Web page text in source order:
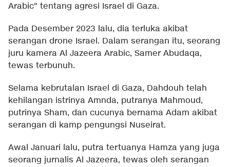
Arabic" tentang agresi Israel di Gaza.
Pada Desember 2023 lalu, dia terluka akibat
serangan drone Israel. Dalam serangan itu, seorang
juru kamera Al Jazeera Arabic, Samer Abudaqa,
tewas terbunuh.
Selama kebrutalan Israel di Gaza, Dahdouh telah
kehilangan istrinya Amnda, putranya Mahmoud,
putrinya Sham, dan cucunya bernama Adam akibat
serangan di kamp pengungsi Nuseirat.
Awal Januari lalu, putra tertuanya Hamza yang juga
seorang jurnalis Al Jazeera, tewas oleh serangan